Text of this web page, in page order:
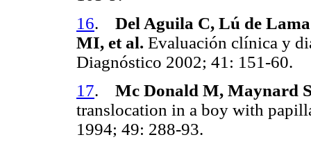
16. Del Aguila C, Lú de
MI, et al. Evaluación clínica y
Diagnóstico 2002; 41: 151-60.
17. Mc Donald M, Maynard
translocation in a boy with
1994; 49: 288-93.